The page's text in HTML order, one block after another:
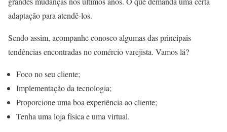
adaptação para atendê-los.
Sendo assim, acompanhe conosco algumas das principais
tendências encontradas no comércio varejista. Vamos lá?
Foco no seu cliente;
Implementação da tecnologia;
Proporcione uma boa experiência ao cliente;
Tenha uma loja física e uma virtual.